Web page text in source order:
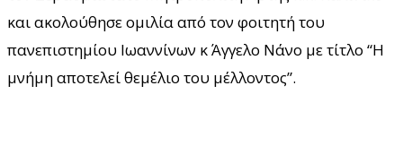
και ακολούθησε ομιλία από τον φοιτητή του
πανεπιστημίου Ιωαννίνων κ Άγγελο Νάνο με τίτλο “Η
μνήμη αποτελεί θεμέλιο του μέλλοντος”.